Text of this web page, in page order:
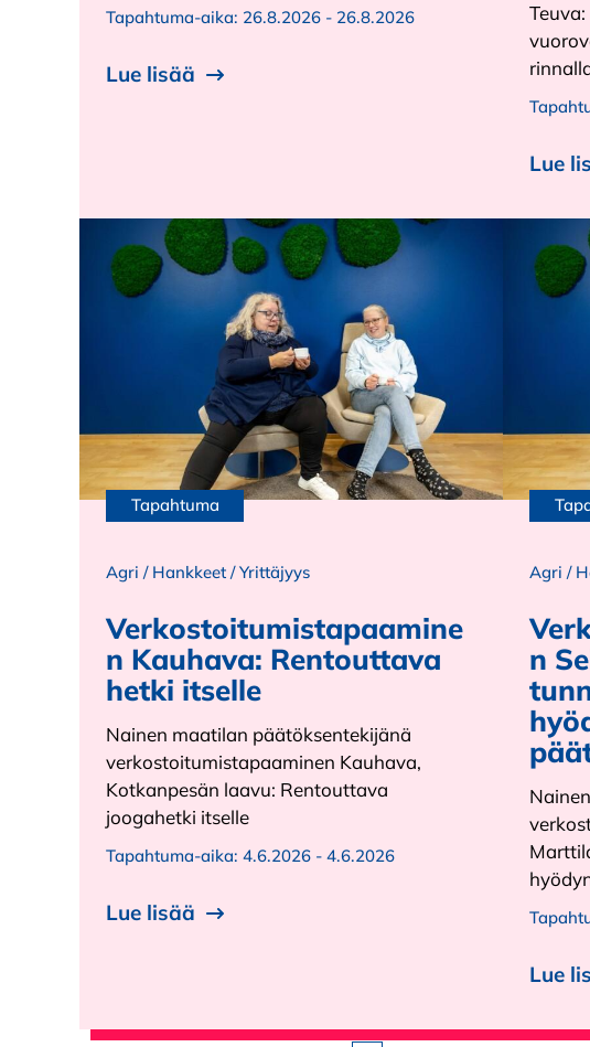
Tapahtuma-aika: 26.8.2026 - 26.8.2026
Lue lisää
Lue
Tapahtuma
Agri / Hankkeet /Yrittäjyys
Verkostoitumistapaamine
n Kauhava: Rentouttava
hetki itselle
Nainen maatilan päätöksentekijänä
verkostoitumistapaaminen Kauhava,
Kotkanpesän laavu: Rentouttava
joogahetki itselle
Tapahtuma-aika: 4.6.2026 - 4.6.2026
Lue lisää
Agri /
n
Lue